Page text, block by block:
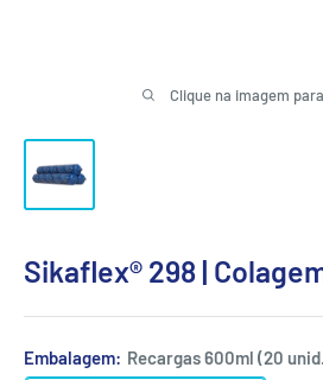
Clique na imagem
Sikaflex® 298 |
Embalagem: Recargas 600ml (20